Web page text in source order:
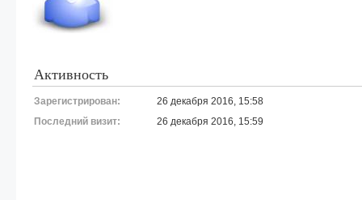
Активность
Зарегистрирован:
26 декабря 2016, 15:58
Последний визит:
26 декабря 2016, 15:59